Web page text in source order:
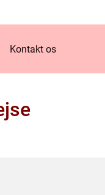
Kontakt os